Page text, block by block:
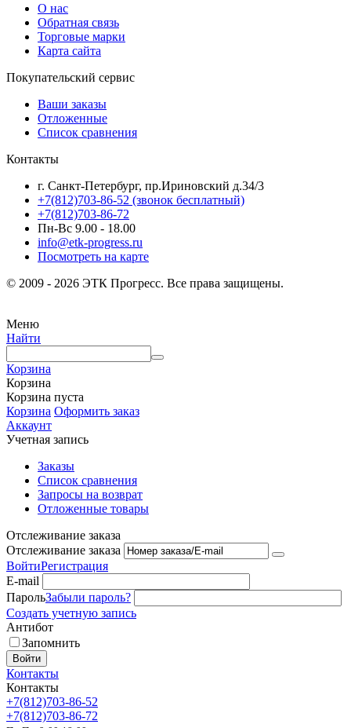
О нас
Обратная связь
Торговые марки
Карта сайта
Покупательский сервис
Ваши заказы
Отложенные
Список сравнения
Контакты
г. Санкт-Петербург, пр.Ириновский д.34/3
+7(812)703-86-52 (звонок бесплатный)
+7(812)703-86-72
Пн-Вс 9.00 - 18.00
info@etk-progress.ru
Посмотреть на карте
© 2009 - 2026 ЭТК Прогресс. Все права защищены.
Меню
Найти
Корзина
Корзина
Корзина пуста
Корзина Оформить заказ
Аккаунт
Учетная запись
Заказы
Список сравнения
Запросы на возврат
Отложенные товары
Отслеживание заказа
Отслеживание заказа
ВойтиРегистрация
E-mail
ПарольЗабыли пароль?
Создать учетную запись
Антибот
Запомнить
Войти
Контакты
Контакты
+7(812)703-86-52
+7(812)703-86-72